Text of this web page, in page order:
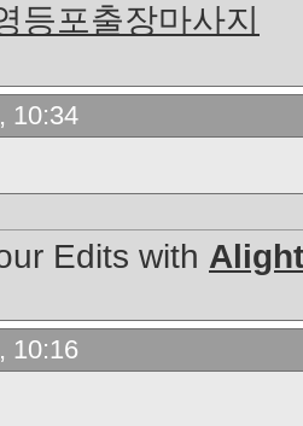
등포출장마사지
10:34
Edits with
10:16